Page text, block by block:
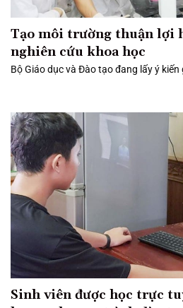
Tạo môi trường thuận lợi
nghiên cứu khoa học
Bộ Giáo dục và Đào tạo đang lấy ý
Sinh viên được học trực